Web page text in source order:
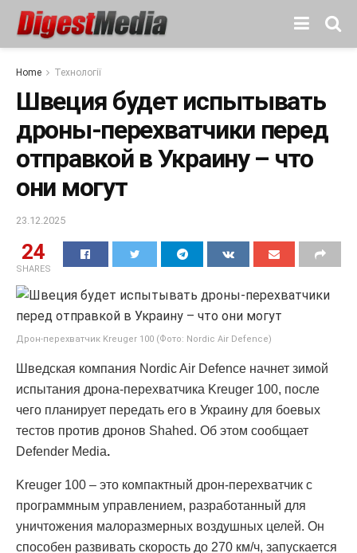
Home Технології
Швеция будет испытывать
дроны-перехватчики перед
отправкой в Украину – что
они могут
23.12.2025
24
SHARES
Дрон-перехватчик Kreuger 100 (Фото: Nordic Air Defence)
Шведская компания Nordic Air Defence начнет зимой
испытания дрона-перехватчика Kreuger 100, после
чего планирует передать его в Украину для боевых
тестов против дронов Shahed. Об этом сообщает
Defender Media.
Kreuger 100 – это компактный дрон-перехватчик с
программным управлением, разработанный для
уничтожения малоразмерных воздушных целей. Он
способен развивать скорость до 270 км/ч, запускается